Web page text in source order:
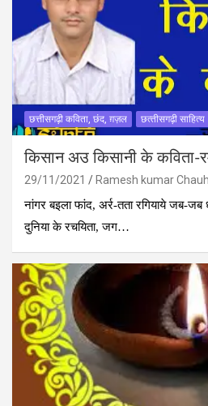
छत्तीसगढ़ी कविता, छंद, ग़ज़ल छत्‍तीसगढ़ी साहित्‍य
किसान अउ किसानी के कविता-
29/11/2021
Ramesh kumar
नांगर बइला फांद, अर्र-तता रगियाये जब-जब
दुनिया के रचयिता, जग…